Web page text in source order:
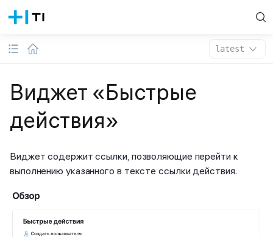
latest
Виджет «Быстрые
действия»
Виджет содержит ссылки, позволяющие перейти к
выполнению указанного в тексте ссылки действия.